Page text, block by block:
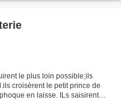
le plus loin possible;ils
croisèrent le petit prince de
en laisse. ILs saisirent